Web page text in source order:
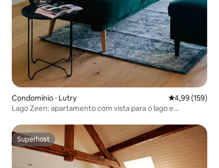
Condomínio ⋅ Lutry 4,99 de uma
4,99 (159)
Lago Zeen: apartamento com vista para o lago e
Superhost
Superhost